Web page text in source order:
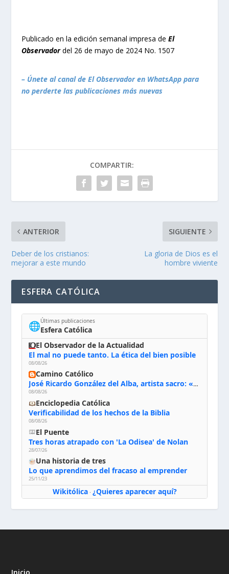
Publicado en la edición semanal impresa deEl
Observadordel 26 de mayo de 2024 No. 1507
– Únete al canal de El Observador en WhatsApp para
no perderte las publicaciones más nuevas
COMPARTIR:
ANTERIOR
Deber de los cristianos:
mejorar a este mundo
SIGUIENTE
La gloria de Dios es el
hombre viviente
ESFERA CATÓLICA
🌐Últimas publicaciones
Esfera Católica
El Observador de la Actualidad
El mal no puede tanto. La ética del bien posible
08/08/26
Camino Católico
José Ricardo González del Alba, artista sacro: «Yo oro, hablo con Dios, le pido al Espíritu Santo su inspiración y siempre pinto rezando el rosario para que sea Él quien actúe a través de mis manos»
08/08/26
Enciclopedia Católica
Verificabilidad de los hechos de la Biblia
08/08/26
El Puente
Tres horas atrapado con 'La Odisea' de Nolan
28/07/26
Una historia de tres
Lo que aprendimos del fracaso al emprender
25/11/23
Wikitólica· ¿Quieres aparecer aquí?
Inicio